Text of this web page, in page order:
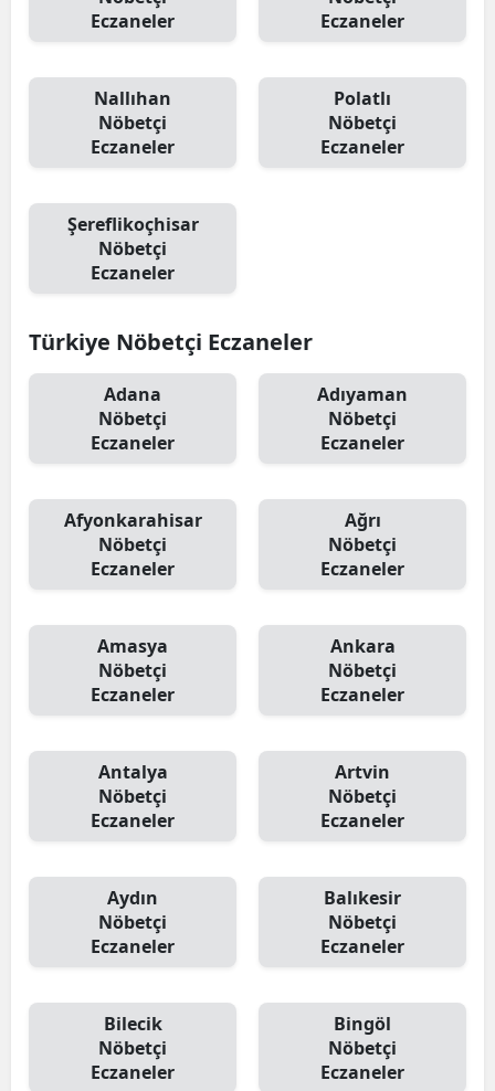
Eczaneler
Eczaneler
Nallıhan
Nöbetçi
Eczaneler
Polatlı
Nöbetçi
Eczaneler
Şereflikoçhisar
Nöbetçi
Eczaneler
Türkiye Nöbetçi Eczaneler
Adana
Nöbetçi
Eczaneler
Adıyaman
Nöbetçi
Eczaneler
Afyonkarahisar
Nöbetçi
Eczaneler
Ağrı
Nöbetçi
Eczaneler
Amasya
Nöbetçi
Eczaneler
Ankara
Nöbetçi
Eczaneler
Antalya
Nöbetçi
Eczaneler
Artvin
Nöbetçi
Eczaneler
Aydın
Nöbetçi
Eczaneler
Balıkesir
Nöbetçi
Eczaneler
Bilecik
Nöbetçi
Eczaneler
Bingöl
Nöbetçi
Eczaneler